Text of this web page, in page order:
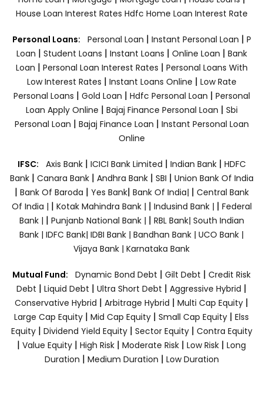
House Loan Interest Rates Hdfc Home Loan Interest Rate
Personal Loans: Personal Loan | Instant Personal Loan | P
Loan | Student Loans | Instant Loans | Online Loan | Bank
Loan | Personal Loan Interest Rates | Personal Loans With
Low Interest Rates | Instant Loans Online | Low Rate
Personal Loans | Gold Loan | Hdfc Personal Loan | Personal
Loan Apply Online | Bajaj Finance Personal Loan | Sbi
Personal Loan | Bajaj Finance Loan | Instant Personal Loan
Online
IFSC: Axis Bank | ICICI Bank Limited | Indian Bank | HDFC
Bank| Canara Bank | Andhra Bank| SBI | Union Bank Of India
| Bank Of Baroda | Yes Bank| Bank Of India| | Central Bank
Of India | | Kotak Mahindra Bank | | Indusind Bank | | Federal
Bank | | Punjanb National Bank | | RBL Bank| South Indian
Bank | IDFC Bank| IDBI Bank | Bandhan Bank | UCO Bank |
Vijaya Bank | Karnataka Bank
Mutual Fund: Dynamic Bond Debt | Gilt Debt | Credit Risk
Debt | Liquid Debt | Ultra Short Debt | Aggressive Hybrid |
Conservative Hybrid | Arbitrage Hybrid | Multi Cap Equity |
Large Cap Equity | Mid Cap Equity | Small Cap Equity | Elss
Equity| Dividend Yield Equity| Sector Equity | Contra Equity
| Value Equity | High Risk | Moderate Risk | Low Risk | Long
Duration | Medium Duration | Low Duration